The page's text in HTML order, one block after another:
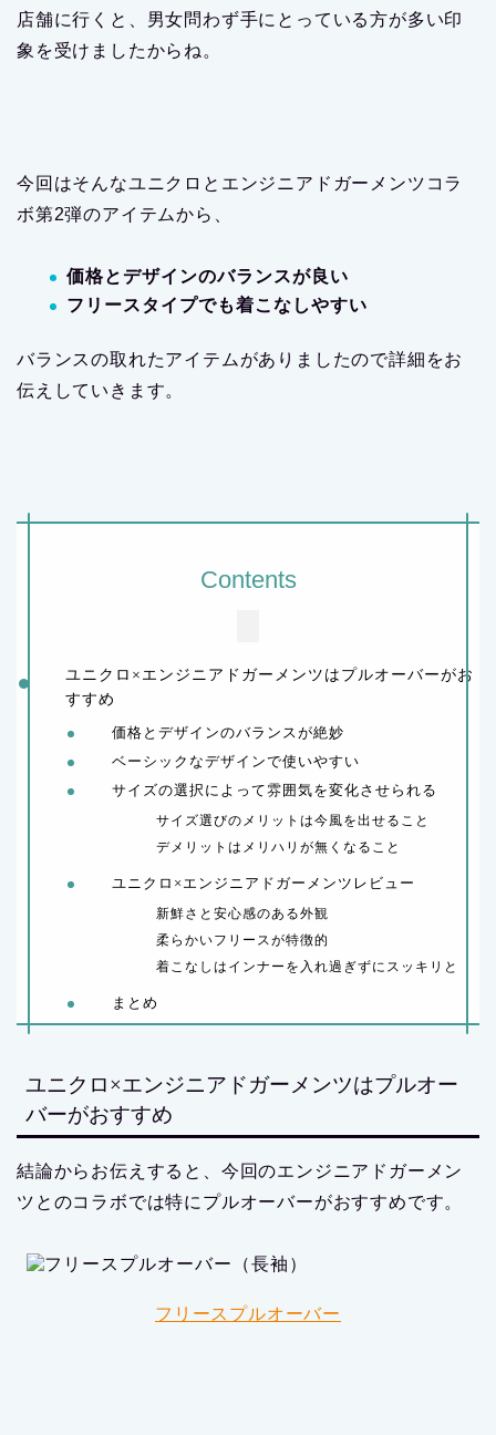
店舗に行くと、男女問わず手にとっている方が多い印
象を受けましたからね。
今回はそんなユニクロとエンジニアドガーメンツコラ
ボ第2弾のアイテムから、
価格とデザインのバランスが良い
フリースタイプでも着こなしやすい
バランスの取れたアイテムがありましたので詳細をお
伝えしていきます。
Contents
ユニクロ×エンジニアドガーメンツはプルオーバーがお
すすめ
価格とデザインのバランスが絶妙
ベーシックなデザインで使いやすい
サイズの選択によって雰囲気を変化させられる
サイズ選びのメリットは今風を出せること
デメリットはメリハリが無くなること
ユニクロ×エンジニアドガーメンツレビュー
新鮮さと安心感のある外観
柔らかいフリースが特徴的
着こなしはインナーを入れ過ぎずにスッキリと
まとめ
ユニクロ×エンジニアドガーメンツはプルオー
バーがおすすめ
結論からお伝えすると、今回のエンジニアドガーメン
ツとのコラボでは特にプルオーバーがおすすめです。
フリースプルオーバー